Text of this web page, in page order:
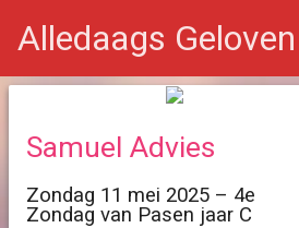
Alledaags Geloven
Samuel Advies
Zondag 11 mei 2025 – 4e
Zondag van Pasen jaar C